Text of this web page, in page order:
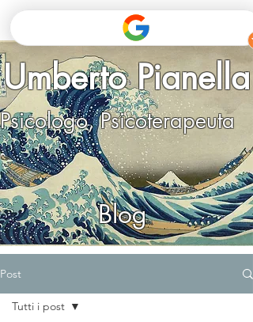
Umberto Pianella
Psicologo, Psicoterapeuta
Blog
Post
Tutti i post